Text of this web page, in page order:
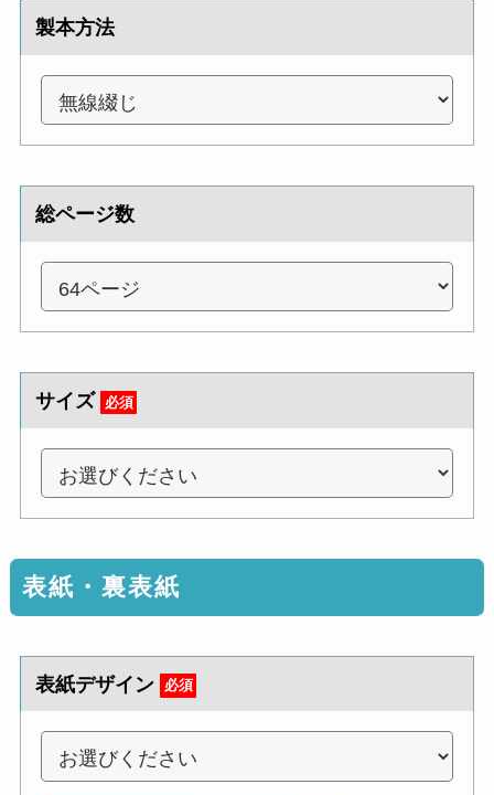
製本方法
総ページ数
サイズ 必須
表紙・裏表紙
表紙デザイン 必須